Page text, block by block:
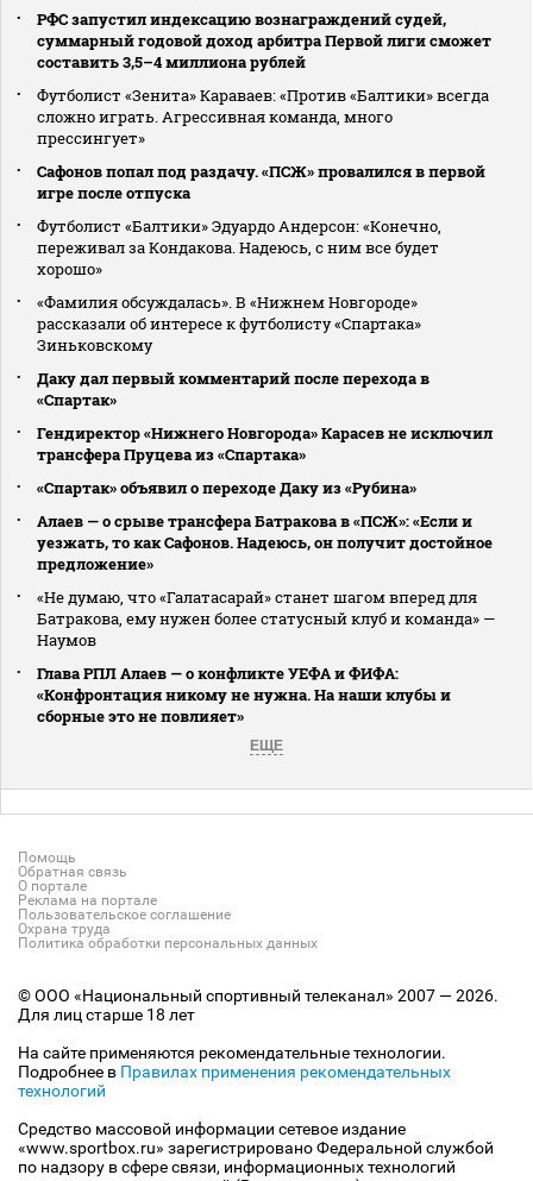
РФС запустил индексацию вознаграждений судей,
суммарный годовой доход арбитра Первой лиги сможет
составить 3,5–4 миллиона рублей
Футболист «Зенита» Караваев: «Против «Балтики» всегда
сложно играть. Агрессивная команда, много
прессингует»
Сафонов попал под раздачу. «ПСЖ» провалился в первой
игре после отпуска
Футболист «Балтики» Эдуардо Андерсон: «Конечно,
переживал за Кондакова. Надеюсь, с ним все будет
хорошо»
«Фамилия обсуждалась». В «Нижнем Новгороде»
рассказали об интересе к футболисту «Спартака»
Зиньковскому
Даку дал первый комментарий после перехода в
«Спартак»
Гендиректор «Нижнего Новгорода» Карасев не исключил
трансфера Пруцева из «Спартака»
«Спартак» объявил о переходе Даку из «Рубина»
Алаев — о срыве трансфера Батракова в «ПСЖ»: «Если и
уезжать, то как Сафонов. Надеюсь, он получит достойное
предложение»
«Не думаю, что «Галатасарай» станет шагом вперед для
Батракова, ему нужен более статусный клуб и команда» —
Наумов
Глава РПЛ Алаев — о конфликте УЕФА и ФИФА:
«Конфронтация никому не нужна. На наши клубы и
сборные это не повлияет»
ЕЩЕ
Помощь
Обратная связь
О портале
Реклама на портале
Пользовательское соглашение
Охрана труда
Политика обработки персональных данных
© ООО «Национальный спортивный телеканал» 2007 — 2026.
Для лиц старше 18 лет
На сайте применяются рекомендательные технологии.
Подробнее в Правилах применения рекомендательных
технологий
Средство массовой информации сетевое издание
«www.sportbox.ru» зарегистрировано Федеральной службой
по надзору в сфере связи, информационных технологий